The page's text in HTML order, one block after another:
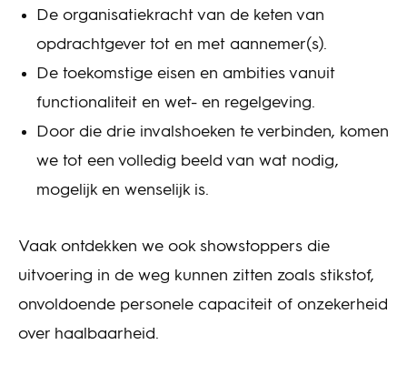
De organisatiekracht van de keten van
opdrachtgever tot en met aannemer(s).
De toekomstige eisen en ambities vanuit
functionaliteit en wet- en regelgeving.
Door die drie invalshoeken te verbinden, komen
we tot een volledig beeld van wat nodig,
mogelijk en wenselijk is.
Vaak ontdekken we ook showstoppers die
uitvoering in de weg kunnen zitten zoals stikstof,
onvoldoende personele capaciteit of onzekerheid
over haalbaarheid.